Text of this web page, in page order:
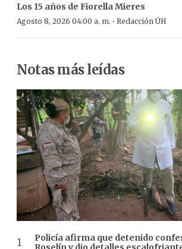
Los 15 años de Fiorella Mieres
Agosto 8, 2026 04:00 a. m. · Redacción ÚH
Notas más leídas
Policía afirma que detenido